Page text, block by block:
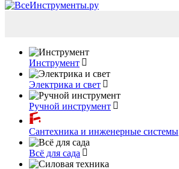
Инструмент
Электрика и свет
Ручной инструмент
Сантехника и инженерные системы
Всё для сада